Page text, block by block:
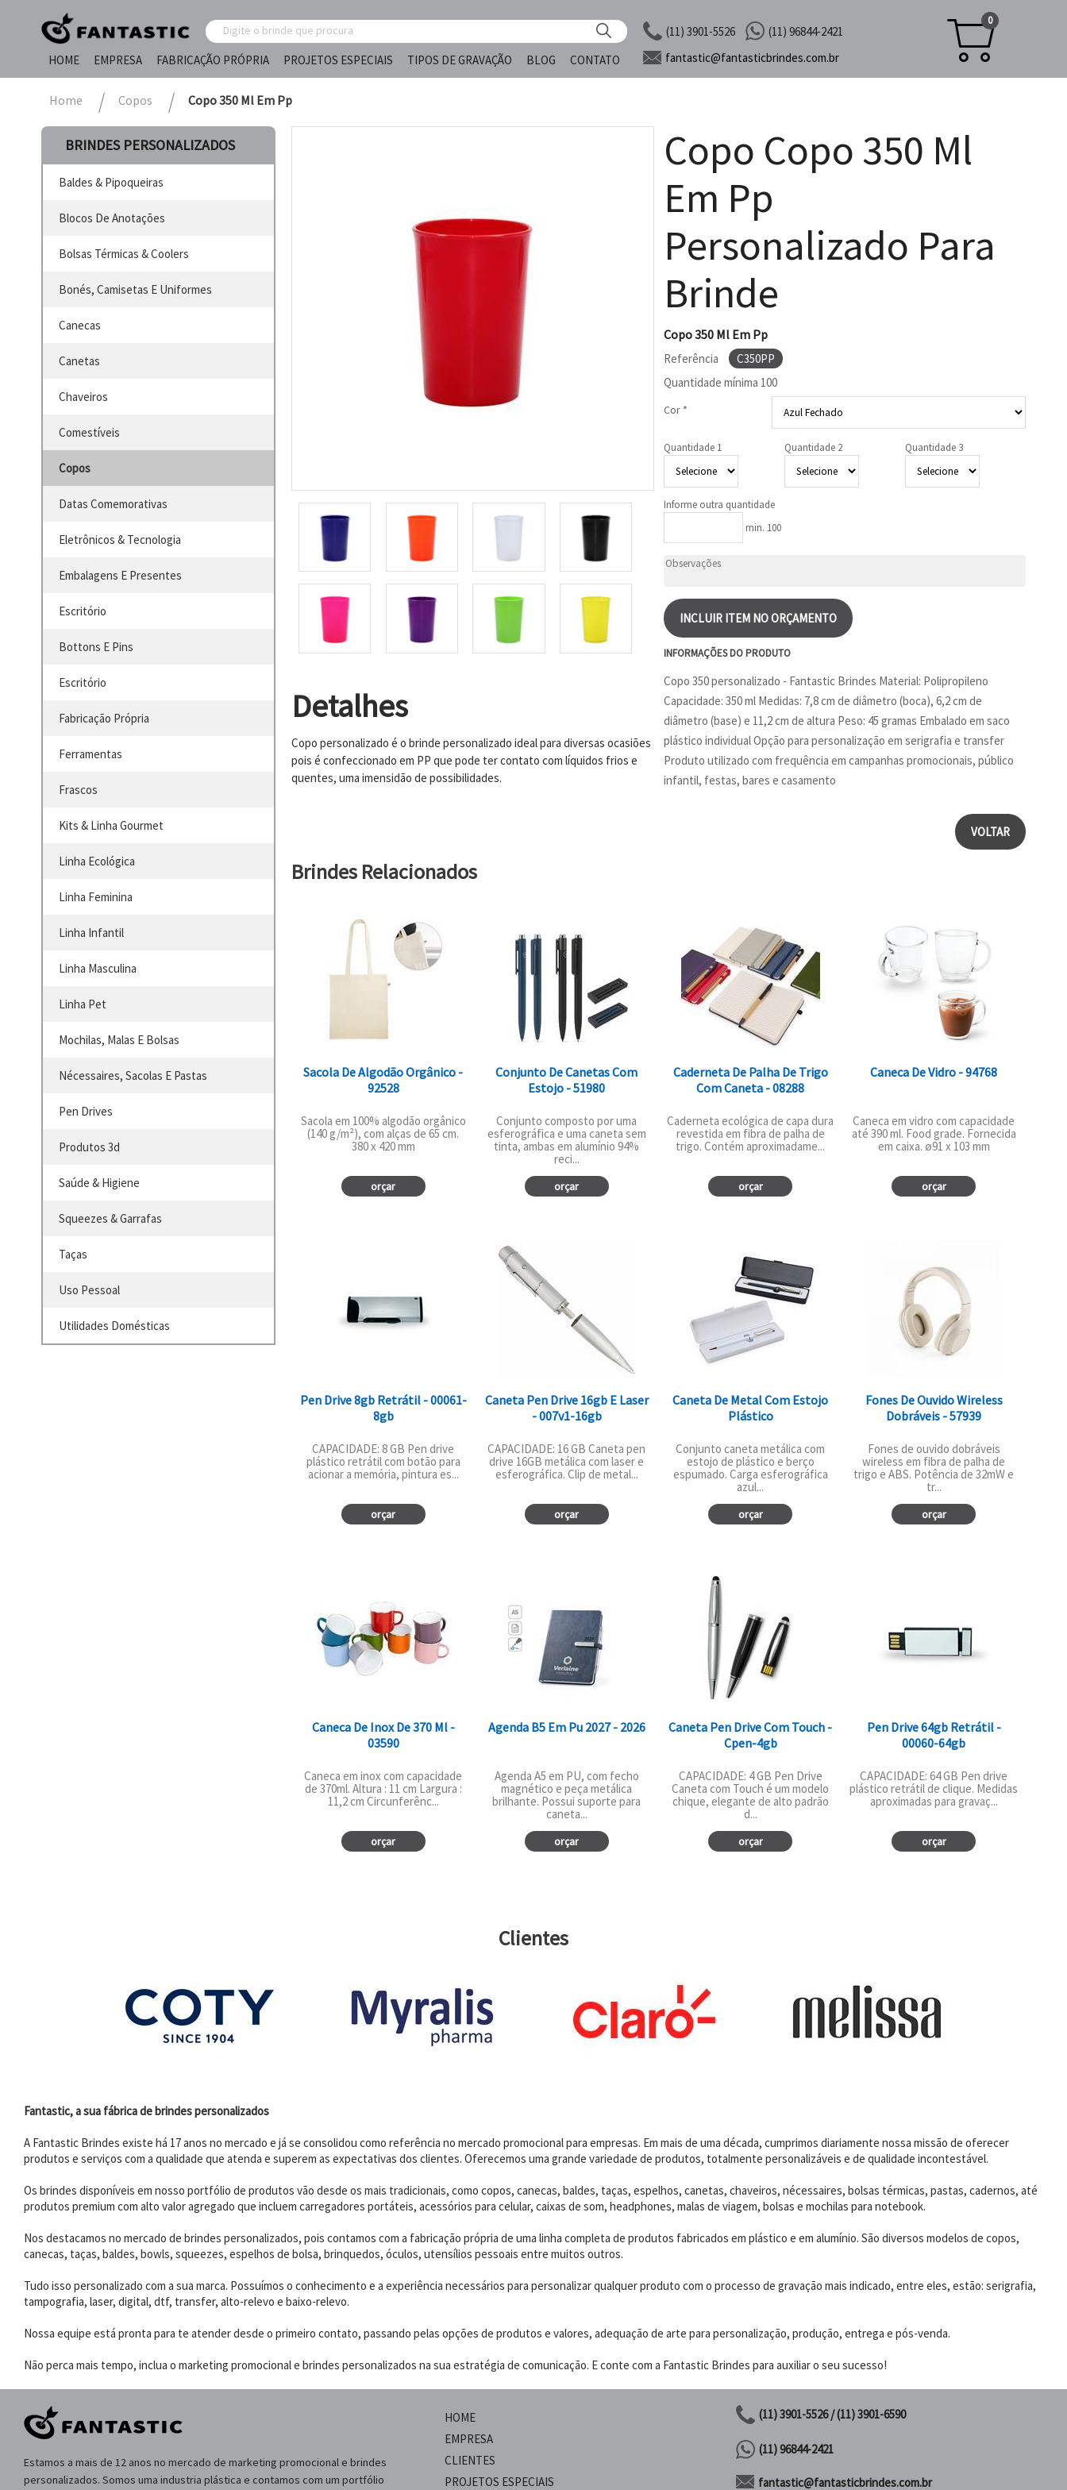
(11) 3901-5526
(11) 96844-2421
HOME
EMPRESA FABRICAÇÃO PRÓPRIA PROJETOS ESPECIAIS TIPOS DE GRAVAÇÃO BLOG CONTATO fantastic@fantasticbrindes.com.br
0
Home Copos Copo 350 Ml Em Pp
BRINDES PERSONALIZADOS
Baldes & Pipoqueiras
Blocos De Anotações
Bolsas Térmicas & Coolers
Bonés, Camisetas E Uniformes
Canecas
Canetas
Chaveiros
Comestíveis
Copos
Datas Comemorativas
Eletrônicos & Tecnologia
Embalagens E Presentes
Escritório
Bottons E Pins
Escritório
Fabricação Própria
Ferramentas
Frascos
Kits & Linha Gourmet
Linha Ecológica
Linha Feminina
Linha Infantil
Linha Masculina
Linha Pet
Mochilas, Malas E Bolsas
Nécessaires, Sacolas E Pastas
Pen Drives
Produtos 3d
Saúde & Higiene
Squeezes & Garrafas
Taças
Uso Pessoal
Utilidades Domésticas
Detalhes
Copo personalizado é o brinde personalizado ideal para diversas ocasiões
pois é confeccionado em PP que pode ter contato com líquidos frios e
quentes, uma imensidão de possibilidades.
Copo Copo 350 Ml
Em Pp
Personalizado Para
Brinde
Copo 350 Ml Em Pp
Referência
C350PP
Quantidade mínima 100
Cor *
Quantidade 1 Quantidade 2 Quantidade 3
Informe outra quantidade
min. 100
INCLUIR ITEM NO ORÇAMENTO
INFORMAÇÕES DO PRODUTO
Copo 350 personalizado - Fantastic Brindes Material: Polipropileno
Capacidade: 350 ml Medidas: 7,8 cm de diâmetro (boca), 6,2 cm de
diâmetro (base) e 11,2 cm de altura Peso: 45 gramas Embalado em saco
plástico individual Opção para personalização em serigrafia e transfer
Produto utilizado com frequência em campanhas promocionais, público
infantil, festas, bares e casamento
VOLTAR
Brindes Relacionados
Sacola De Algodão Orgânico -
92528
Sacola em 100% algodão orgânico
(140 g/m²), com alças de 65 cm.
380 x 420 mm
orçar
Conjunto De Canetas Com
Estojo - 51980
Conjunto composto por uma
esferográfica e uma caneta sem
tinta, ambas em alumínio 94%
reci...
orçar
Caderneta De Palha De Trigo
Com Caneta - 08288
Caderneta ecológica de capa dura
revestida em fibra de palha de
trigo. Contém aproximadame...
orçar
Caneca De Vidro - 94768
Caneca em vidro com capacidade
até 390 ml. Food grade. Fornecida
em caixa. ø91 x 103 mm
orçar
Pen Drive 8gb Retrátil - 00061-
8gb
CAPACIDADE: 8 GB Pen drive
plástico retrátil com botão para
acionar a memória, pintura es...
orçar
Caneta Pen Drive 16gb E Laser
- 007v1-16gb
CAPACIDADE: 16 GB Caneta pen
drive 16GB metálica com laser e
esferográfica. Clip de metal...
orçar
Caneta De Metal Com Estojo
Plástico
Conjunto caneta metálica com
estojo de plástico e berço
espumado. Carga esferográfica
azul...
orçar
Fones De Ouvido Wireless
Dobráveis - 57939
Fones de ouvido dobráveis
wireless em fibra de palha de
trigo e ABS. Potência de 32mW e
tr...
orçar
Caneca De Inox De 370 Ml -
03590
Caneca em inox com capacidade
de 370ml. Altura : 11 cm Largura :
11,2 cm Circunferênc...
orçar
Agenda B5 Em Pu 2027 - 2026
Agenda A5 em PU, com fecho
magnético e peça metálica
brilhante. Possui suporte para
caneta...
orçar
Caneta Pen Drive Com Touch -
Cpen-4gb
CAPACIDADE: 4 GB Pen Drive
Caneta com Touch é um modelo
chique, elegante de alto padrão
d...
orçar
Pen Drive 64gb Retrátil -
00060-64gb
CAPACIDADE: 64 GB Pen drive
plástico retrátil de clique. Medidas
aproximadas para gravaç...
orçar
Clientes
Fantastic, a sua fábrica de brindes personalizados
A Fantastic Brindes existe há 17 anos no mercado e já se consolidou como referência no mercado promocional para empresas. Em mais de uma década, cumprimos diariamente nossa missão de oferecer
produtos e serviços com a qualidade que atenda e superem as expectativas dos clientes. Oferecemos uma grande variedade de produtos, totalmente personalizáveis e de qualidade incontestável.
Os brindes disponíveis em nosso portfólio de produtos vão desde os mais tradicionais, como copos, canecas, baldes, taças, espelhos, canetas, chaveiros, nécessaires, bolsas térmicas, pastas, cadernos, até
produtos premium com alto valor agregado que incluem carregadores portáteis, acessórios para celular, caixas de som, headphones, malas de viagem, bolsas e mochilas para notebook.
Nos destacamos no mercado de brindes personalizados, pois contamos com a fabricação própria de uma linha completa de produtos fabricados em plástico e em alumínio. São diversos modelos de copos,
canecas, taças, baldes, bowls, squeezes, espelhos de bolsa, brinquedos, óculos, utensílios pessoais entre muitos outros.
Tudo isso personalizado com a sua marca. Possuímos o conhecimento e a experiência necessários para personalizar qualquer produto com o processo de gravação mais indicado, entre eles, estão: serigrafia,
tampografia, laser, digital, dtf, transfer, alto-relevo e baixo-relevo.
Nossa equipe está pronta para te atender desde o primeiro contato, passando pelas opções de produtos e valores, adequação de arte para personalização, produção, entrega e pós-venda.
Não perca mais tempo, inclua o marketing promocional e brindes personalizados na sua estratégia de comunicação. E conte com a Fantastic Brindes para auxiliar o seu sucesso!
Estamos a mais de 12 anos no mercado de marketing promocional e brindes
personalizados. Somos uma industria plástica e contamos com um portfólio
HOME
EMPRESA
CLIENTES
PROJETOS ESPECIAIS
(11) 3901-5526 / (11) 3901-6590
(11) 96844-2421
fantastic@fantasticbrindes.com.br